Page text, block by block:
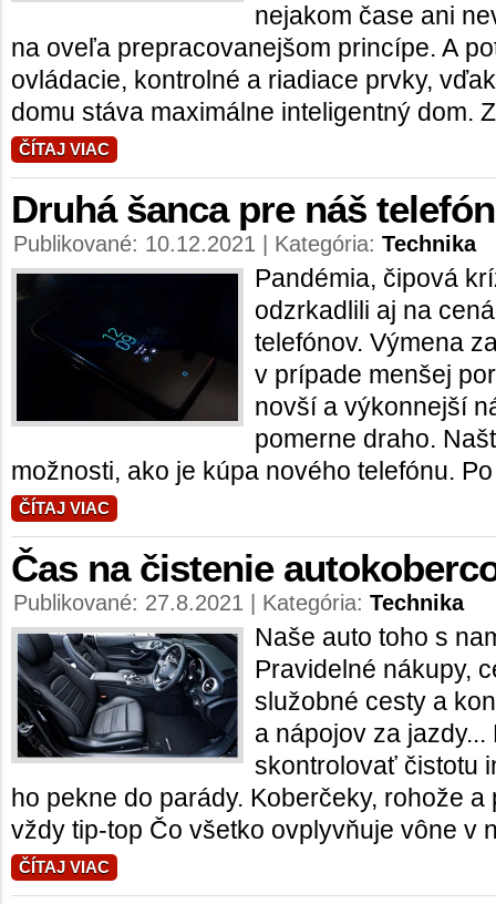
nejakom čase ani
na oveľa prepracovanejšom princípe. A
ovládacie, kontrolné a riadiace prvky,
domu stáva maximálne inteligentný dom.
ČÍTAJ VIAC
Druhá šanca pre náš telefón
Publikované: 10.12.2021 | Kategória: Technika
Pandémia, čipová
odzrkadlili aj na
telefónov. Výmena
v prípade menšej
novší a výkonnejší
pomerne draho.
možnosti, ako je kúpa nového telefónu.
ČÍTAJ VIAC
Čas na čistenie
Publikované: 27.8.2021 | Kategória: Technika
Naše auto toho s
Pravidelné nákupy,
služobné cesty a
a nápojov za
skontrolovať čistotu
ho pekne do parády. Koberčeky, rohože
vždy tip-top Čo všetko ovplyvňuje vône v
ČÍTAJ VIAC